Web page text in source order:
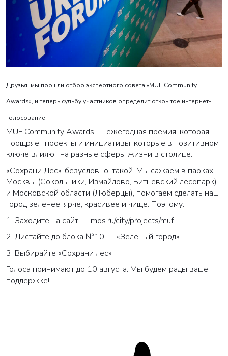
Друзья, мы прошли отбор экспертного совета «MUF Community
Awards», и теперь судьбу участников определит открытое интернет-
голосование.
MUF Community Awards — ежегодная премия, которая
поощряет проекты и инициативы, которые в позитивном
ключе влияют на разные сферы жизни в столице.
«Сохрани Лес», безусловно, такой. Мы сажаем в парках
Москвы (Сокольники, Измайлово, Битцевский лесопарк)
и Московской области (Люберцы), помогаем сделать наш
город зеленее, ярче, красивее и чище. Поэтому:
1. Заходите на сайт — mos.ru/city/projects/muf
2. Листайте до блока №10 — «Зелёный город»
3. Выбирайте «Сохрани лес»
Голоса принимают до 10 августа. Мы будем рады ваше
поддержке!